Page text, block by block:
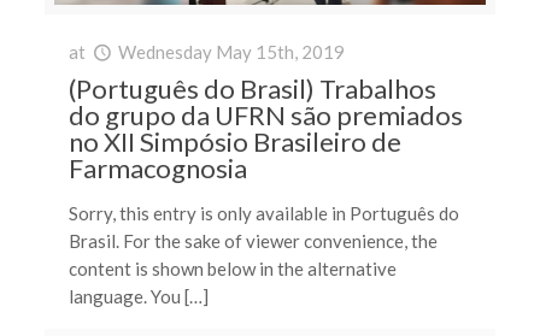
at Wednesday May 15th, 2019
(Português do Brasil) Trabalhos
do grupo da UFRN são premiados
no XII Simpósio Brasileiro de
Farmacognosia
Sorry, this entry is only available in Português do
Brasil. For the sake of viewer convenience, the
content is shown below in the alternative
language. You […]